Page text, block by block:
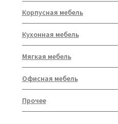
Корпусная мебель
Кухонная мебель
Мягкая мебель
Офисная мебель
Прочее